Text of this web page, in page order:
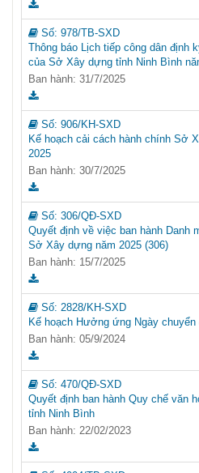
Số: 978/TB-SXD
Thông báo Lịch tiếp công dân định
của Sở Xây dựng tỉnh Ninh Bình
Ban hành: 31/7/2025
Số: 906/KH-SXD
Kế hoạch cải cách hành chính Sở
2025
Ban hành: 30/7/2025
Số: 306/QĐ-SXD
Quyết định về việc ban hành
Sở Xây dựng năm 2025 (306)
Ban hành: 15/7/2025
Số: 2828/KH-SXD
Kế hoạch Hưởng ứng Ngày
Ban hành: 05/9/2024
Số: 470/QĐ-SXD
Quyết định ban hành Quy chế văn
tỉnh Ninh Bình
Ban hành: 22/02/2023